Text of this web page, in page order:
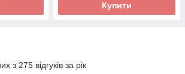
Купити
з 275 відгуків за рік